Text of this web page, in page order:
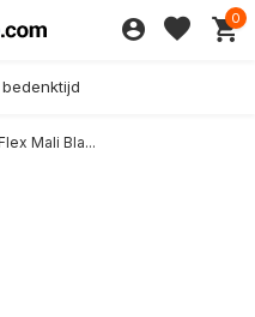
0
bedenktijd
Mali Bla...